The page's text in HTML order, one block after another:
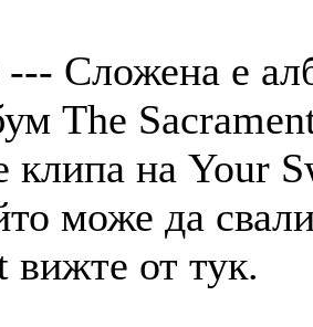
Сложена е
The
клипа на Your
може да
вижте от тук.